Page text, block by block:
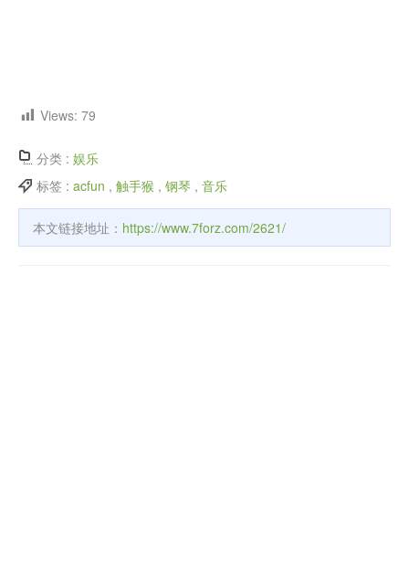
Views: 79
分类 : 娱乐
标签 : acfun , 触手猴 , 钢琴 , 音乐
本文链接地址： https://www.7forz.com/2621/